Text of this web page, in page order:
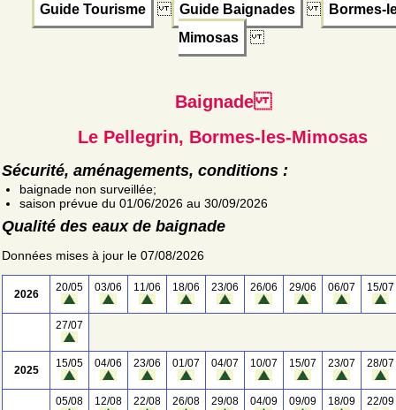
Guide Tourisme Guide Baignades
Bormes-
Mimosas
Baignade
Le Pellegrin, Bormes-les-Mimosas
Sécurité, aménagements, conditions :
baignade non surveillée;
saison prévue du 01/06/2026 au 30/09/2026
Qualité des eaux de baignade
Données mises à jour le 07/08/2026
2026
20/05 03/06 11/06 18/06 23/06 26/06 29/06 06/07 15/07
27/07
2025
15/05 04/06 23/06 01/07 04/07 10/07 15/07 23/07 28/07
05/08 12/08 22/08 26/08 29/08 04/09 09/09 18/09 22/09